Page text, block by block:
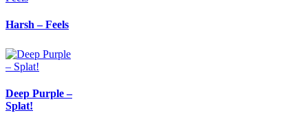
Harsh – Feels
Deep Purple –
Splat!